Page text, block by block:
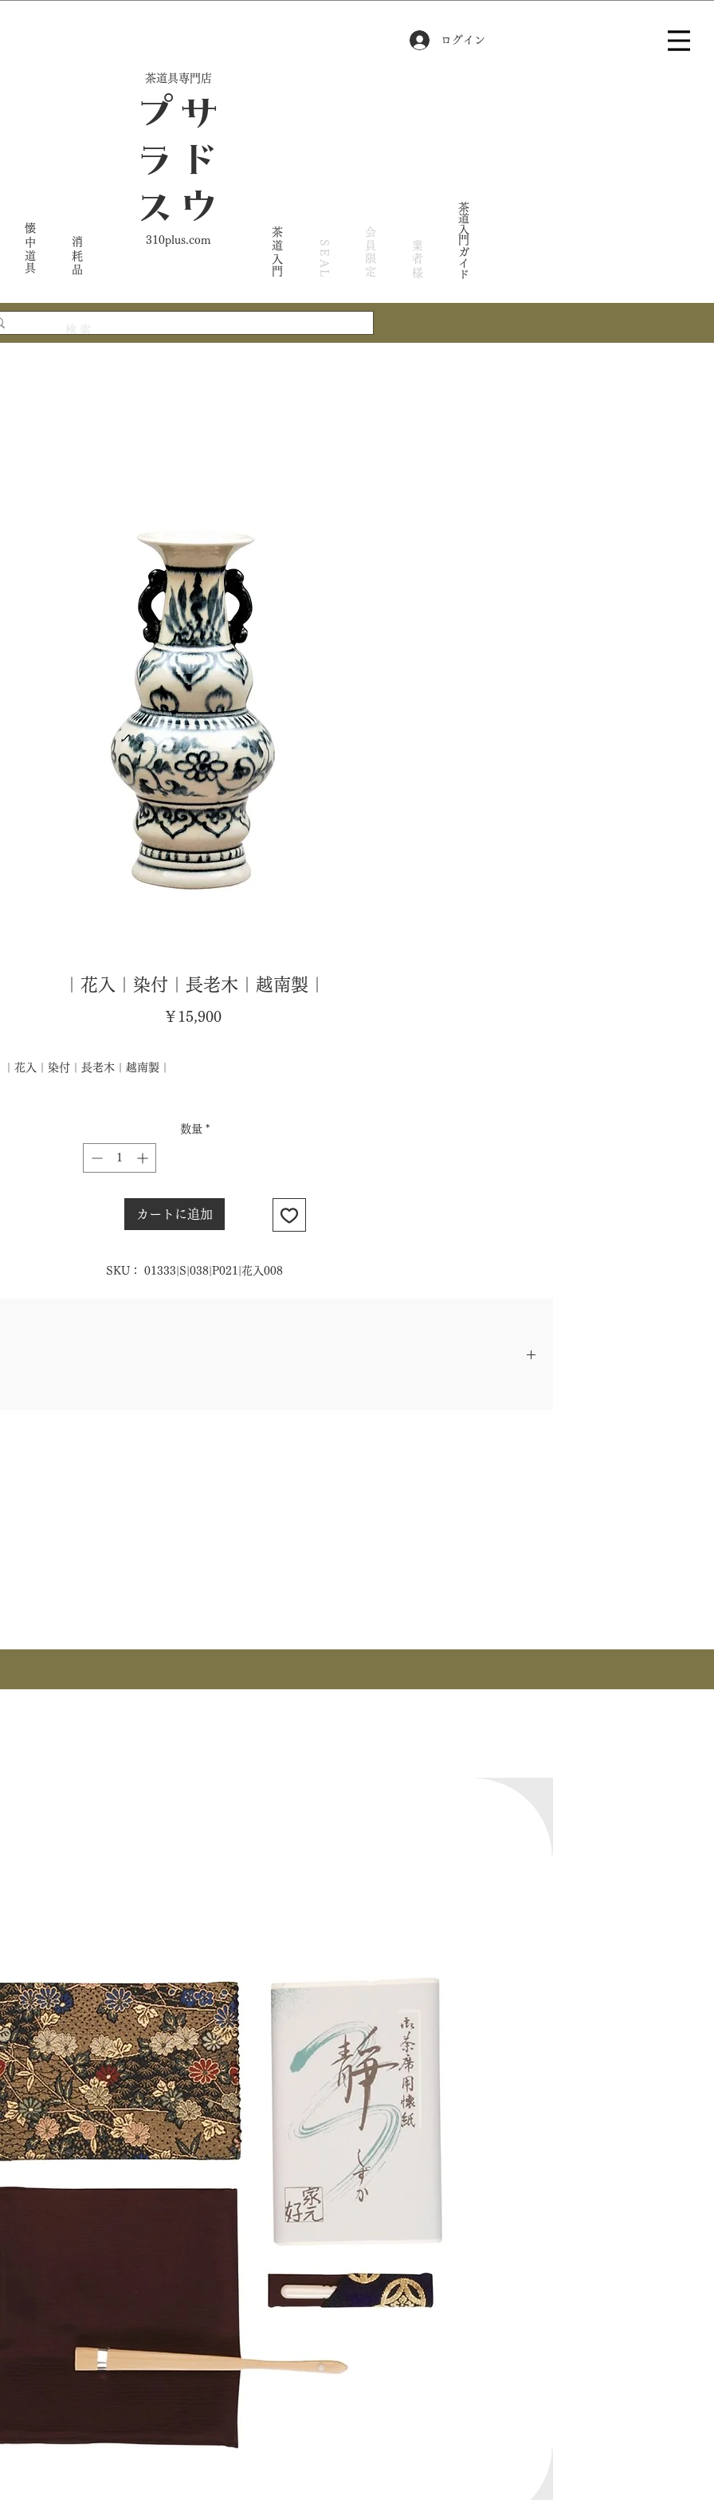
ログイン
​茶道具専門店
懐中道具 消耗品
サ
ド
ウ
プ
ラ
ス
310plus.com 茶道入門 SEAL 会員限定 業者様 茶道入門ガイド
｜花入｜染付｜長老木｜越南製｜
￥15,900価
｜花入｜染付｜長老木｜越南製｜
数量 *
カートに追加
SKU： 01333|S|038|P021|花入008